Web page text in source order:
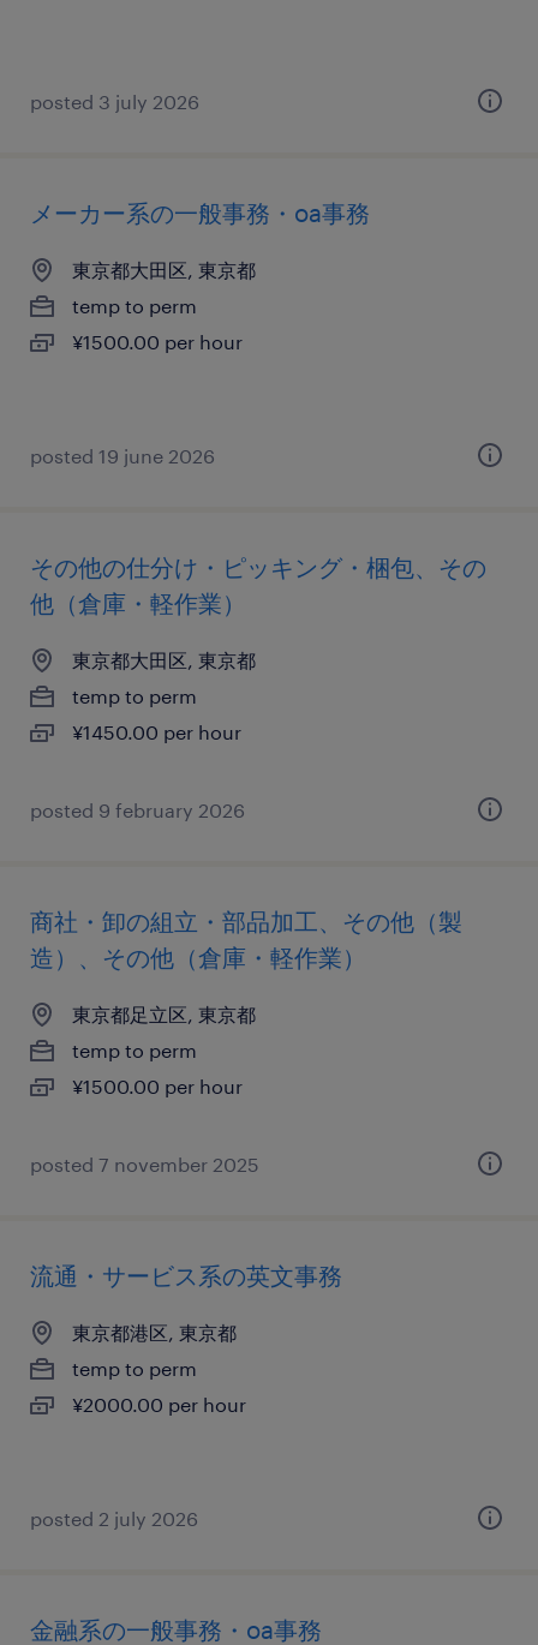
posted 3 july 2026
メーカー系の一般事務・oa事務
東京都大田区, 東京都
temp to perm
¥1500.00 per hour
posted 19 june 2026
その他の仕分け・ピッキング・梱包、その
他（倉庫・軽作業）
東京都大田区, 東京都
temp to perm
¥1450.00 per hour
posted 9 february 2026
商社・卸の組立・部品加工、その他（製
造）、その他（倉庫・軽作業）
東京都足立区, 東京都
temp to perm
¥1500.00 per hour
posted 7 november 2025
流通・サービス系の英文事務
東京都港区, 東京都
temp to perm
¥2000.00 per hour
posted 2 july 2026
金融系の一般事務・oa事務